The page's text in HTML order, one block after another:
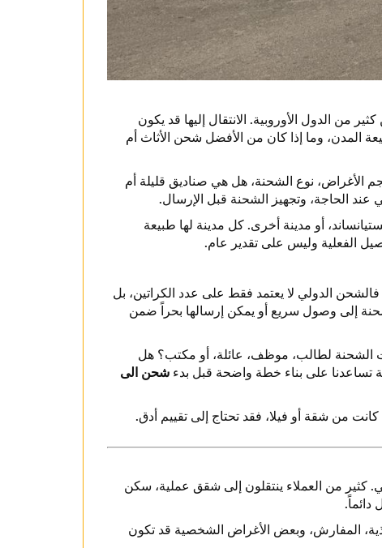
من الدول الأوروبية. الانتقال إليها قد يكون
المدن، وما إذا كان من الأفضل شحن الأثاث أم
الأغراض، نوع الشحنة، هل هي صناديق قليلة أم
الحاجة، وتجهيز الشحنة قبل الإرسال.
أو مدينة أخرى. كل مدينة لها طبيعة
الفعلية وليس على تقدير عام.
الدولي لا يعتمد فقط على عدد الكراتين، بل
إلى وصول سريع أو يمكن إرسالها بحراً ضمن
الشحنة لطالب، موظف، عائلة، أو مكتب؟ هل
تساعدنا على بناء خطة واضحة قبل بدءشحن الى
من شقة أو فيلا، فقد تحتاج إلى تقييم أدق.
من العملاء ينتقلون إلى شقق عملية، سكن
المفارش، وبعض الأغراض الشخصية قد تكون